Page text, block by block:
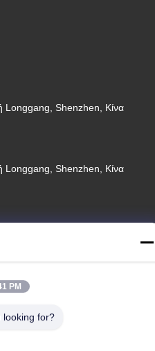
Longgang, Shenzhen, Κίνα
Longgang, Shenzhen, Κίνα
ΤΑΙΝΙΑ PE
PM
looking for?